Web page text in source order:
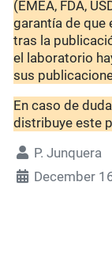
(EMEA, FDA,
garantía de que
tras la
el laboratorio
sus
En caso de
distribuye este
P. Junquera
December